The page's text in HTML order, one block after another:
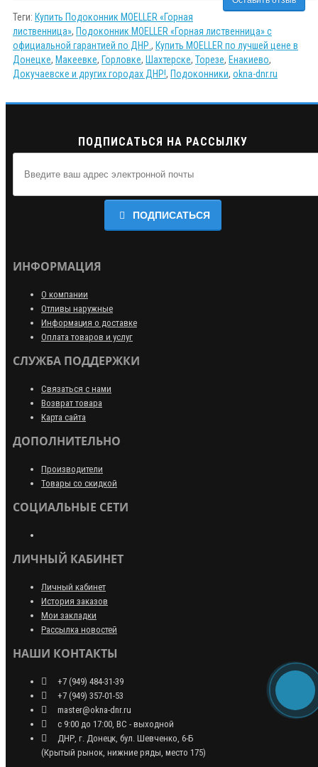
Теги: Купить Подоконник MOELLER «Горная
лиственница», Подоконник MOELLER «Горная лиственница» с
официальной гарантией по ДНР., Купить MOELLER по лучшей цене в
Донецке, Макеевке, Горловке, Шахтерске, Торезе, Енакиево,
Докучаевске и других городах ДНР!, Подоконники, okna-dnr.ru
ПОДПИСАТЬСЯ НА РАССЫЛКУ
ПОДПИСАТЬСЯ
ИНФОРМАЦИЯ
О компании
Отливы наружные
Информация о доставке
Оплата товаров и услуг
СЛУЖБА ПОДДЕРЖКИ
Связаться с нами
Возврат товара
Карта сайта
ДОПОЛНИТЕЛЬНО
Производители
Товары со скидкой
СОЦИАЛЬНЫЕ СЕТИ
ЛИЧНЫЙ КАБИНЕТ
Личный кабинет
История заказов
Мои закладки
Рассылка новостей
НАШИ КОНТАКТЫ
+7 (949) 484-31-39
+7 (949) 357-01-53
master@okna-dnr.ru
с 9:00 до 17:00, ВС - выходной
ДНР, г. Донецк, бул. Шевченко, 6-Б
(Крытый рынок, нижние ряды, место 175)